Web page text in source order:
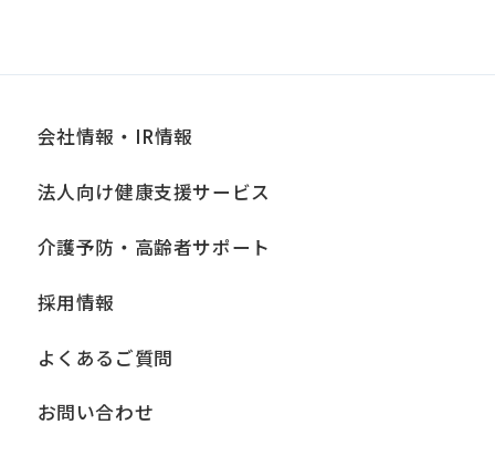
会社情報・IR情報
法人向け健康支援サービス
介護予防・高齢者サポート
採用情報
よくあるご質問
お問い合わせ